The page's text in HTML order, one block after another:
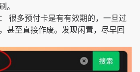
。
多预付卡是有有效期的，一旦过
甚至直接作废。发现闲置，尽早回